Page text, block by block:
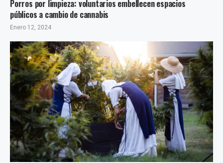
Porros por limpieza: voluntarios embellecen espacios
públicos a cambio de cannabis
Enero 12, 2024